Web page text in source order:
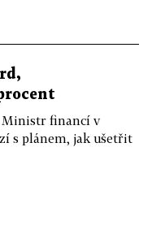
Ministr financí v
s plánem, jak ušetřit